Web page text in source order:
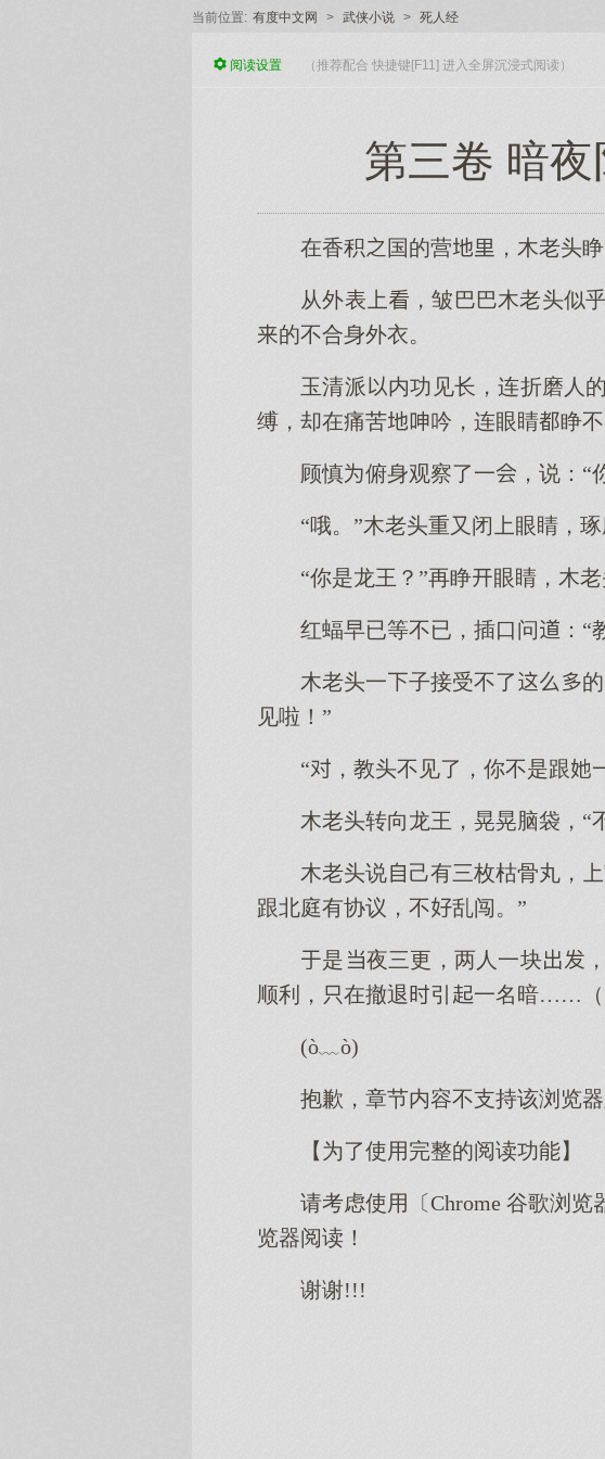
当前位置: 有度中文网 > 武侠小说 > 死人经
阅读设置 （推荐配合 快捷键[F11] 进入全屏沉浸式阅读）
第三卷 暗
在香积国的营，木老头睁
从外表，皱巴巴木老头似
的不合身外衣。
玉清派内功见长，连折磨
缚，却在痛苦吟，连眼睛睁不
顾慎俯身观察了一，说：“
“哦。”木老头重又闭眼睛，
“你是龙王？”再睁眼睛，木老
红蝠早已等不已，插口问：
木老头一子接受不了
见啦！”
“，教头不见了，你不是跟
木老头转向龙王，晃晃脑袋，
木老头说己有三枚枯骨丸
跟北庭有协议，不乱闯。”
是夜三更，两人一块
顺利，在撤退引一名暗……（
(ò﹏ò)
抱歉，章节内容不支持该浏览
【为了使用完整的阅读功能】
请考虑使用〔Chrome 谷歌浏览
览器阅读！
谢谢!!!